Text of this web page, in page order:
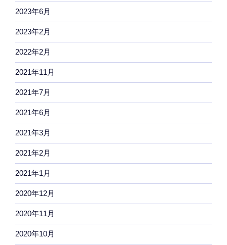
2023年6月
2023年2月
2022年2月
2021年11月
2021年7月
2021年6月
2021年3月
2021年2月
2021年1月
2020年12月
2020年11月
2020年10月